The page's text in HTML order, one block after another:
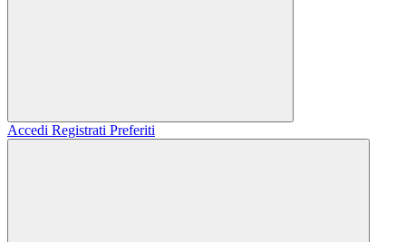
Accedi Registrati Preferiti